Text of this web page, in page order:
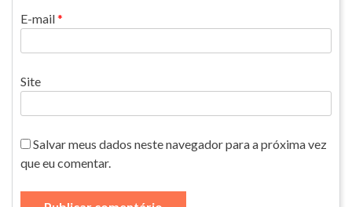
E-mail*
Site
Salvar meus dados neste navegador para a próxima vez
que eu comentar.